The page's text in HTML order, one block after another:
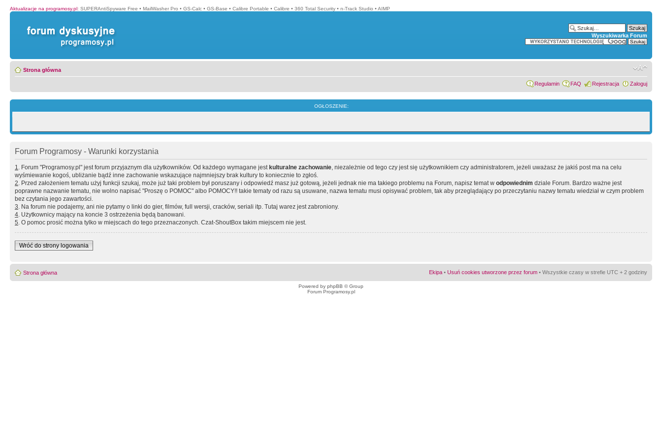
Aktualizacje na programosy.pl: SUPERAntiSpyware Free • MailWasher Pro • GS-Calc • GS-Base • Calibre Portable • Calibre • 360 Total Security • n-Track Studio • AIMP
Wyszukiwarka Forum
Strona główna
Regulamin FAQ Rejestracja Zaloguj
OGŁOSZENIE:
Forum Programosy - Warunki korzystania
1. Forum "Programosy.pl" jest forum przyjaznym dla użytkowników. Od każdego wymagane jest kulturalne zachowanie, niezależnie od tego czy jest się użytkownikiem czy administratorem, jeżeli uważasz że jakiś post ma na celu
wyśmiewanie kogoś, ubliżanie bądź inne zachowanie wskazujące najmniejszy brak kultury to koniecznie to zgłoś.
2. Przed założeniem tematu użyj funkcji szukaj, może już taki problem był poruszany i odpowiedź masz już gotową, jeżeli jednak nie ma takiego problemu na Forum, napisz temat w odpowiednim dziale Forum. Bardzo ważne jest
poprawne nazwanie tematu, nie wolno napisać "Proszę o POMOC" albo POMOCY!! takie tematy od razu są usuwane, nazwa tematu musi opisywać problem, tak aby przeglądający po przeczytaniu nazwy tematu wiedział w czym problem
bez czytania jego zawartości.
3. Na forum nie podajemy, ani nie pytamy o linki do gier, filmów, full wersji, cracków, seriali itp. Tutaj warez jest zabroniony.
4. Użytkownicy mający na koncie 3 ostrzeżenia będą banowani.
5. O pomoc prosić można tylko w miejscach do tego przeznaczonych. Czat-ShoutBox takim miejscem nie jest.
Wróć do strony logowania
Strona główna Ekipa • Usuń cookies utworzone przez forum • Wszystkie czasy w strefie UTC + 2 godziny
Powered by phpBB © Group
Forum Programosy.pl